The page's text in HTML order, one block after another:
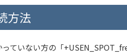
方法
ていない方の「